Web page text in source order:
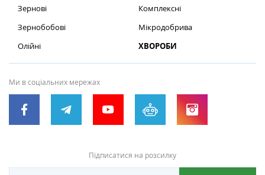
Зернові
Зернобобові
Олійні
Комплексні
Мікродобрива
ХВОРОБИ
Ми в соціальних мережах
Підписатися на розсилку